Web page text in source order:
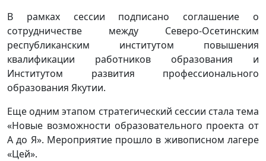
В рамках сессии подписано соглашение о
сотрудничестве между Северо-Осетинским
республиканским институтом повышения
квалификации работников образования и
Институтом развития профессионального
образования Якутии.
Еще одним этапом стратегический сессии стала тема
«Новые возможности образовательного проекта от
А до Я». Мероприятие прошло в живописном лагере
«Цей».